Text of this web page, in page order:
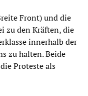
Front) und die
zu den Kräften, die
innerhalb der
zu halten. Beide
Proteste als